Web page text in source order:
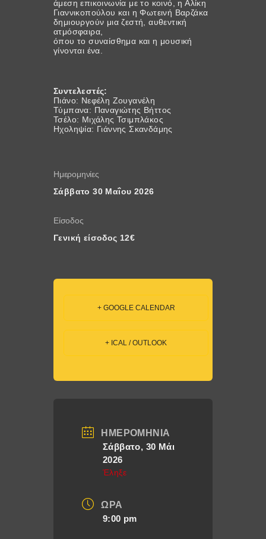
άμεση επικοινωνία με το κοινό, η Αλίκη
Γιαννικοπούλου και η Φωτεινή Βαρζάκα
δημιουργούν μια ζεστή, αυθεντική
ατμόσφαιρα,
όπου το συναίσθημα και η μουσική
γίνονται ένα.
Συντελεστές:
Πιάνο: Νεφέλη Ζουγανέλη
Τύμπανα: Παναγιώτης Βήττος
Τσέλο: Μιχάλης Τσιμπλάκος
Ηχοληψία: Γιάννης Σκανδάμης
Ημερομηνίες
Σάββατο 30 Μαΐου 2026
Είσοδος
Γενική είσοδος 12€
+ GOOGLE CALENDAR
+ ICAL / OUTLOOK
ΗΜΕΡΟΜΗΝΊΑ
Σάββατο, 30 Μάι
2026
Έληξε
ΏΡΑ
9:00 pm